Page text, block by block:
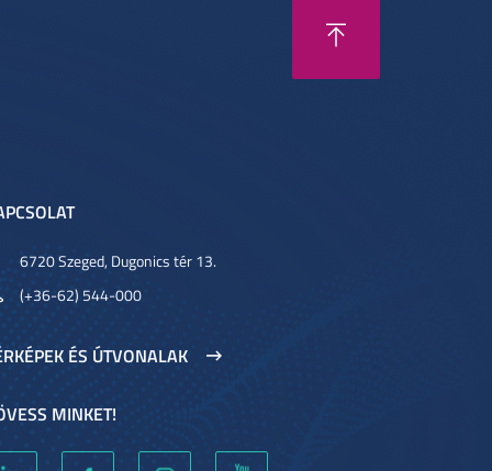
6720 Szeged, Dugonics tér 13.
(+36-62) 544-000
ÉS ÚTVONALAK
MINKET!